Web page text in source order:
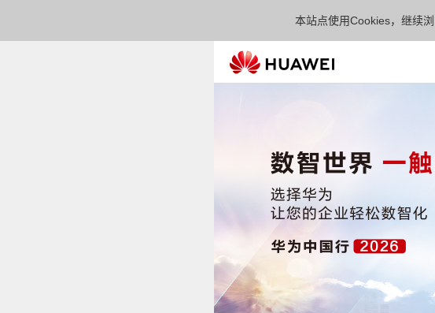
本站点使用Cookies，继续